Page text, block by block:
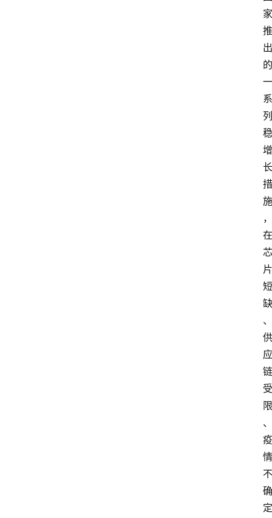
家
推
出
的
一
系
列
稳
增
长
措
施
，
在
芯
片
短
缺
、
供
应
链
受
限
、
疫
情
不
确
定